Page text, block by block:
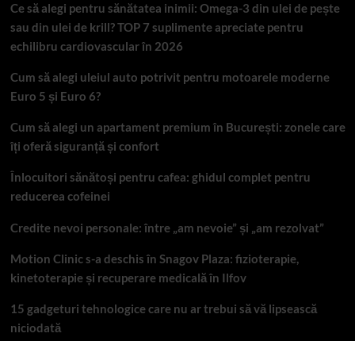
Ce să alegi pentru sănătatea inimii: Omega-3 din ulei de pește
sau din ulei de krill? TOP 7 suplimente apreciate pentru
echilibru cardiovascular în 2026
Cum să alegi uleiul auto potrivit pentru motoarele moderne
Euro 5 și Euro 6?
Cum să alegi un apartament premium în București: zonele care
îți oferă siguranță și confort
Înlocuitori sănătoși pentru cafea: ghidul complet pentru
reducerea cofeinei
Credite nevoi personale: între „am nevoie” și „am rezolvat”
Motion Clinic s-a deschis în Snagov Plaza: fizioterapie,
kinetoterapie și recuperare medicală în Ilfov
15 gadgeturi tehnologice care nu ar trebui să vă lipsească
niciodată